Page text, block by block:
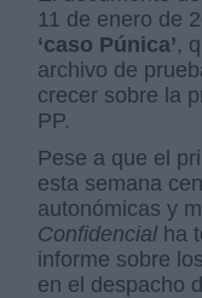
11 de enero de
‘caso Púnica’,
archivo de
crecer sobre la
PP.
Pese a que el
esta semana
autonómicas y
Confidencial ha
informe sobre
en el despacho